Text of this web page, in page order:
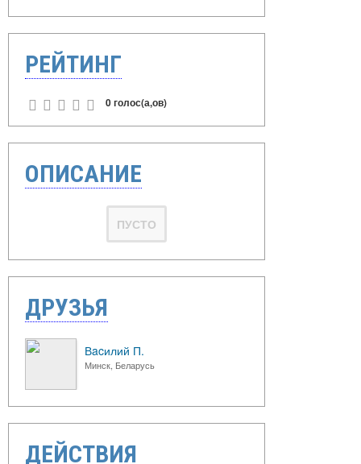
РЕЙТИНГ
0 голос(а,ов)
ОПИСАНИЕ
ПУСТО
ДРУЗЬЯ
Вacилий П.
Минск, Беларусь
ДЕЙСТВИЯ